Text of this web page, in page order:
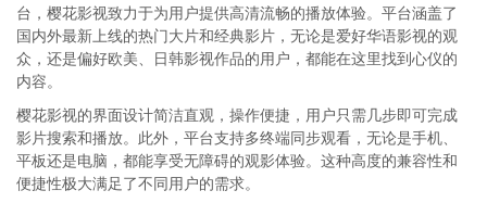
台，樱花影视致力于为用户提供高清流畅的播放体验。平台涵盖了
国内外最新上线的热门大片和经典影片，无论是爱好华语影视的观
众，还是偏好欧美、日韩影视作品的用户，都能在这里找到心仪的
内容。
樱花影视的界面设计简洁直观，操作便捷，用户只需几步即可完成
影片搜索和播放。此外，平台支持多终端同步观看，无论是手机、
平板还是电脑，都能享受无障碍的观影体验。这种高度的兼容性和
便捷性极大满足了不同用户的需求。